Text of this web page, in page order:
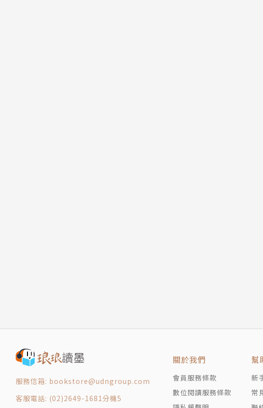
服務信箱: bookstore@udngroup.com
客服電話: (02)2649-1681分機5
關於我們
會員服務條款
數位閱讀服務條款
幫
新
常